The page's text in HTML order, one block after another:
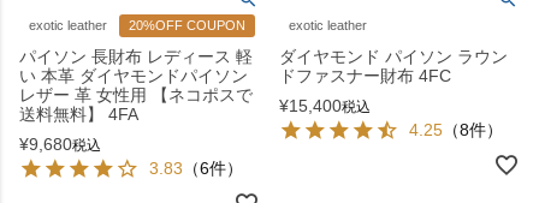
exotic leather 20%OFF COUPON
パイソン 長財布 レディース 軽
い 本革 ダイヤモンドパイソン
レザー 革 女性用 【ネコポスで
送料無料】 4FA
¥9,680税込
3.83 （6件）
exotic leather
ダイヤモンド パイソン ラウン
ドファスナー財布 4FC
¥15,400税込
4.25 （8件）